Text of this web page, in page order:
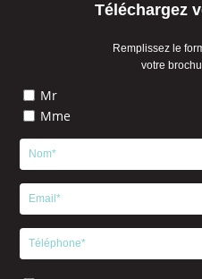
Téléchargez
Remplissez le
votre
Mr
Mme